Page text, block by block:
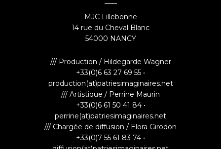
MJC Lillebonne
14 rue du Cheval Blanc
54000 NANCY
/// Production / Hildegarde Wagner
+33(0)6 63 27 69 55 •
production(at)patriesimaginaires.net
/// Artistique / Perrine Maurin
+33(0)6 61 50 41 84 •
perrine(at)patriesimaginaires.net
/// Chargée de diffusion / Elora Girodon
+33(0)7 55 61 83 74 •